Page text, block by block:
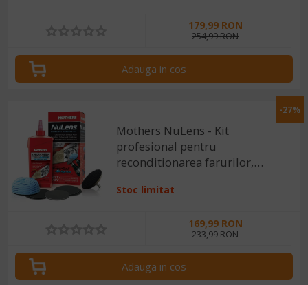
179,99 RON
254,99 RON
Adauga in cos
-27%
Mothers NuLens - Kit
profesional pentru
reconditionarea farurilor,
Stoc limitat
169,99 RON
233,99 RON
Adauga in cos